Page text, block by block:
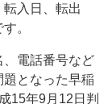
入日、転出
。
、電話番号など
となった早稲
15年9月12日判